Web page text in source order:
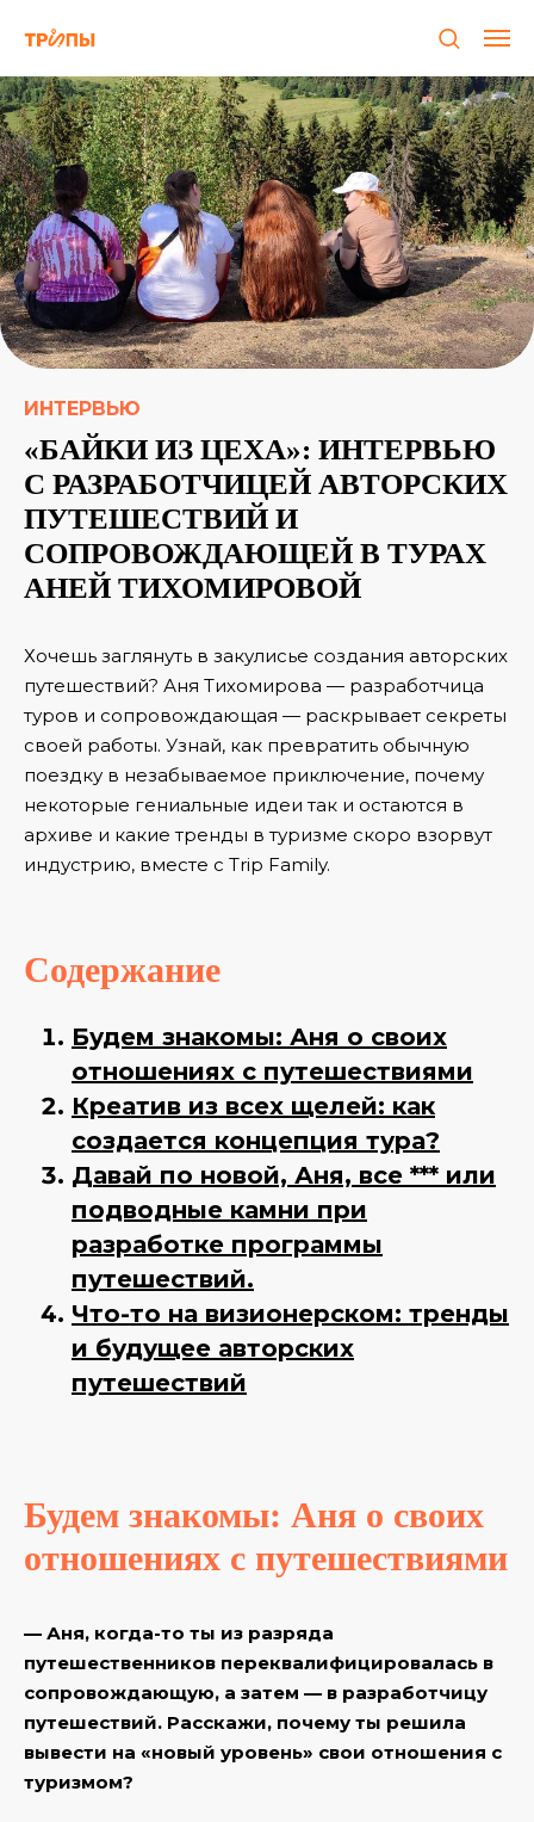
ИНТЕРВЬЮ
«БАЙКИ ИЗ ЦЕХА»: ИНТЕРВЬЮ
С РАЗРАБОТЧИЦЕЙ АВТОРСКИХ
ПУТЕШЕСТВИЙ И
СОПРОВОЖДАЮЩЕЙ В ТУРАХ
АНЕЙ ТИХОМИРОВОЙ
Хочешь заглянуть в закулисье создания авторских
путешествий? Аня Тихомирова — разработчица
туров и сопровождающая — раскрывает секреты
своей работы. Узнай, как превратить обычную
поездку в незабываемое приключение, почему
некоторые гениальные идеи так и остаются в
архиве и какие тренды в туризме скоро взорвут
индустрию, вместе с Trip Family.
Содержание
Будем знакомы: Аня о своих
отношениях с путешествиями
Креатив из всех щелей: как
создается концепция тура?
Давай по новой, Аня, все *** или
подводные камни при
разработке программы
путешествий.
Что-то на визионерском: тренды
и будущее авторских
путешествий
Будем знакомы: Аня о своих
отношениях с путешествиями
— Аня, когда-то ты из разряда
путешественников переквалифицировалась в
сопровождающую, а затем — в разработчицу
путешествий. Расскажи, почему ты решила
вывести на «новый уровень» свои отношения с
туризмом?